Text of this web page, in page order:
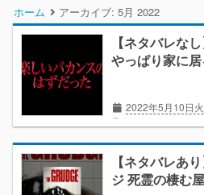
ホーム アーカイブ: 5月 2022
【ネタバレな
やっぱり家に
2022年5月10日
【ネタバレあ
ジ 死霊の棲む